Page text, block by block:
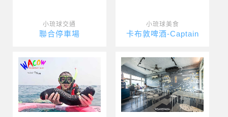
小琉球交通
聯合停車場
小琉球美食
卡布敦啤酒-Captain